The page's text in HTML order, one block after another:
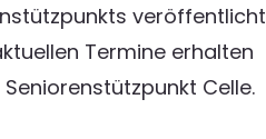
Termine erhalten
Celle.